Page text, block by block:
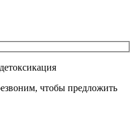
чтобы предложить